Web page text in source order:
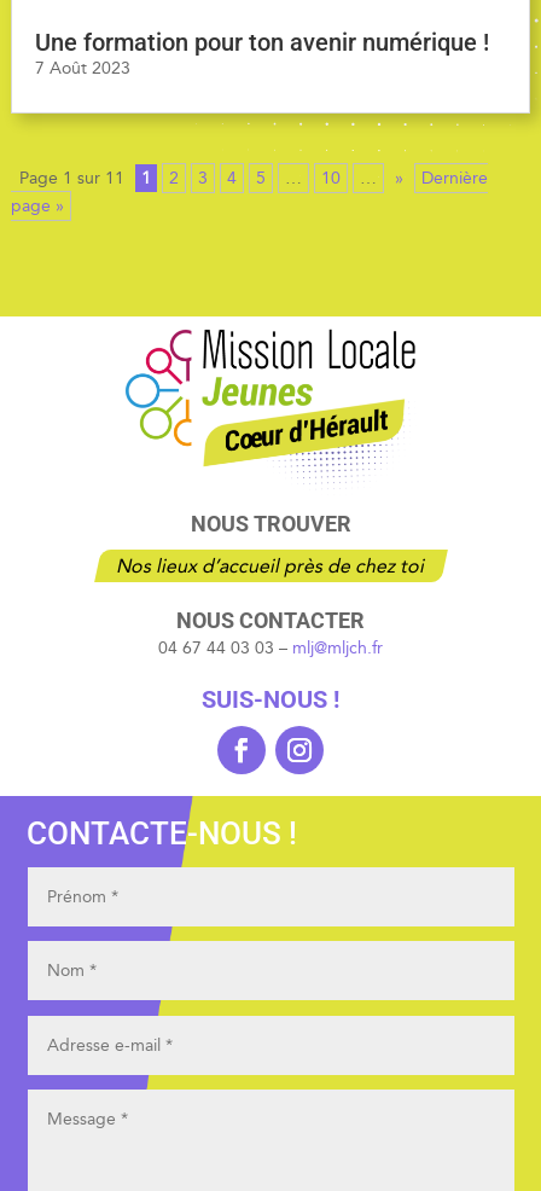
Une formation pour ton avenir numérique !
7 Août 2023
Page 1 sur 11 1 2 3 4 5 … 10 … »
Dernière
page »
NOUS TROUVER
Nos lieux d’accueil près de chez toi
NOUS CONTACTER
04 67 44 03 03 – mlj@mljch.fr
SUIS-NOUS !
CONTACTE-NOUS !